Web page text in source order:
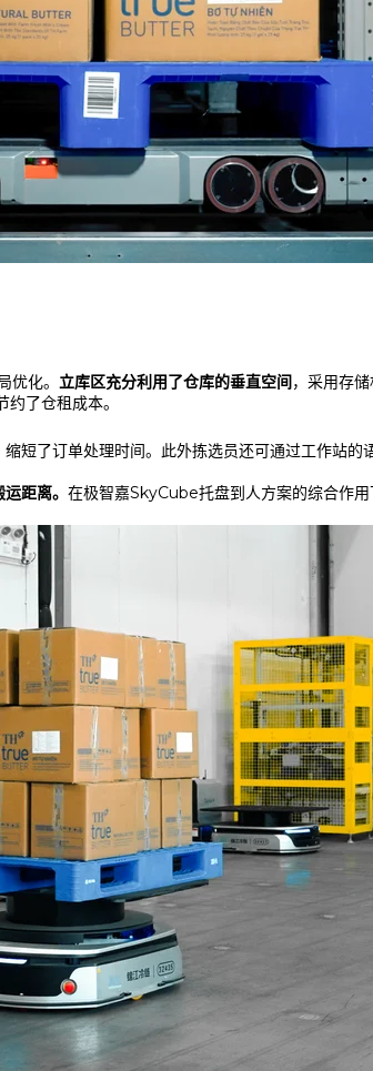
优化。立库区充分利用了仓库的垂直空间 ，采用存
了仓租成本。
短了订单处理时间。此外拣选员还可通过工作站的
运距离。在极智嘉SkyCube托盘到人方案的综合作